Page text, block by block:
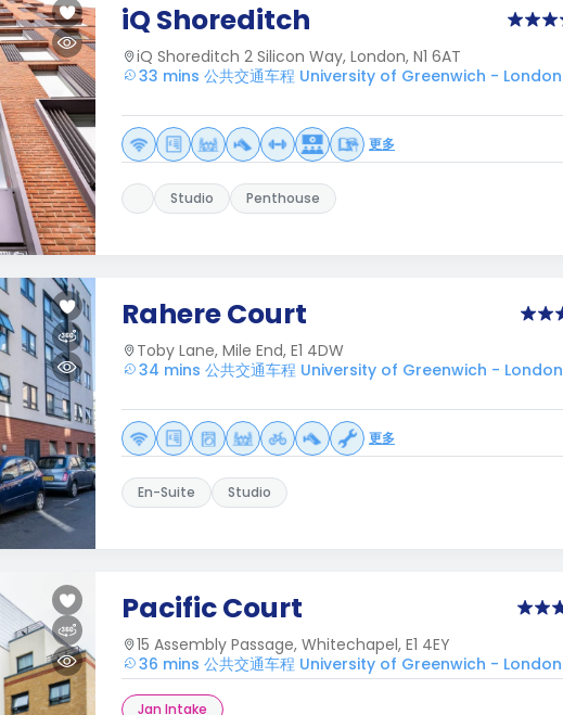
iQ Shoreditch
iQ Shoreditch 2 Silicon Way, London, N1 6AT
33 mins 公共交通车程 University of Greenwich - London
更多
Studio Penthouse
Rahere Court
Toby Lane, Mile End, E1 4DW
34 mins 公共交通车程 University of Greenwich - London
更多
En-Suite Studio
Pacific Court
15 Assembly Passage, Whitechapel, E1 4EY
36 mins 公共交通车程 University of Greenwich - London
Jan Intake